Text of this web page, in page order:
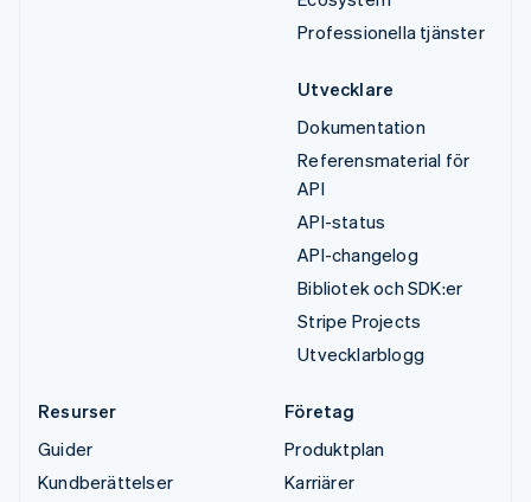
Professionella tjänster
Utvecklare
Dokumentation
Referensmaterial för
API
API-status
API-changelog
Bibliotek och SDK:er
Stripe Projects
Utvecklarblogg
Resurser
Guider
Kundberättelser
Företag
Produktplan
Karriärer